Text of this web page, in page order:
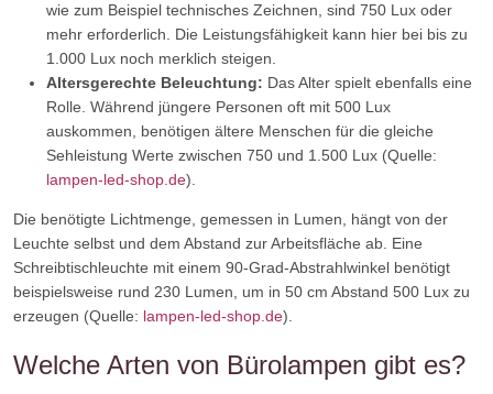
wie zum Beispiel technisches Zeichnen, sind 750 Lux oder
mehr erforderlich. Die Leistungsfähigkeit kann hier bei bis zu
1.000 Lux noch merklich steigen.
Altersgerechte Beleuchtung: Das Alter spielt ebenfalls eine
Rolle. Während jüngere Personen oft mit 500 Lux
auskommen, benötigen ältere Menschen für die gleiche
Sehleistung Werte zwischen 750 und 1.500 Lux (Quelle:
lampen-led-shop.de).
Die benötigte Lichtmenge, gemessen in Lumen, hängt von der
Leuchte selbst und dem Abstand zur Arbeitsfläche ab. Eine
Schreibtischleuchte mit einem 90-Grad-Abstrahlwinkel benötigt
beispielsweise rund 230 Lumen, um in 50 cm Abstand 500 Lux zu
erzeugen (Quelle: lampen-led-shop.de).
Welche Arten von Bürolampen gibt es?